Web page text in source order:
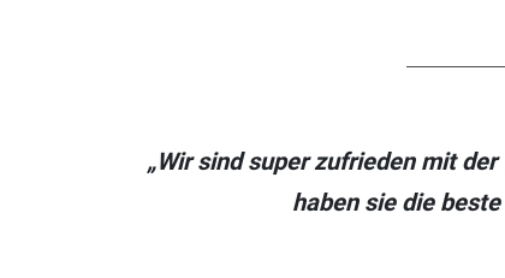
„Wir sind super zufrieden mit
haben sie die